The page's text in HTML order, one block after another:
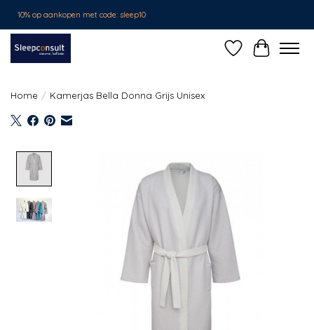
10% op aankopen met code: sleep10
Verlanglijst
Home / Kamerjas Bella Donna Grijs Unisex